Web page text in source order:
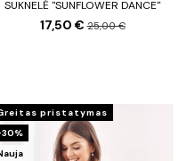
SUKNELĖ "SUNFLOWER DANCE"
17,50 €25,00 €
pristatymas